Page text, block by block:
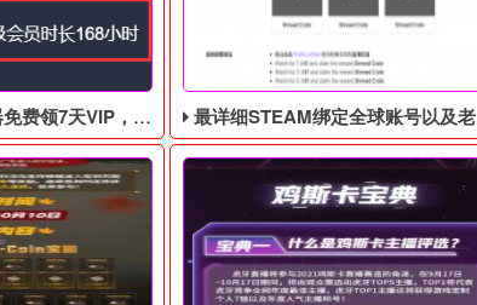
VIP，合计168小时 最详细STEAM绑定全球账号以及老鼠台掉宝攻略，常见问题解答